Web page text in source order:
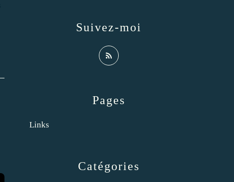
Catégories
Pages
Links
Suivez-moi